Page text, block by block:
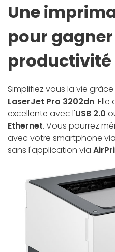
Une
pour gagner
productivité
Simplifiez vous la vie
LaserJet Pro 3202dn.
excellente avec l'USB 2.0
Ethernet. Vous pourrez
avec votre smartphone
sans l'application via